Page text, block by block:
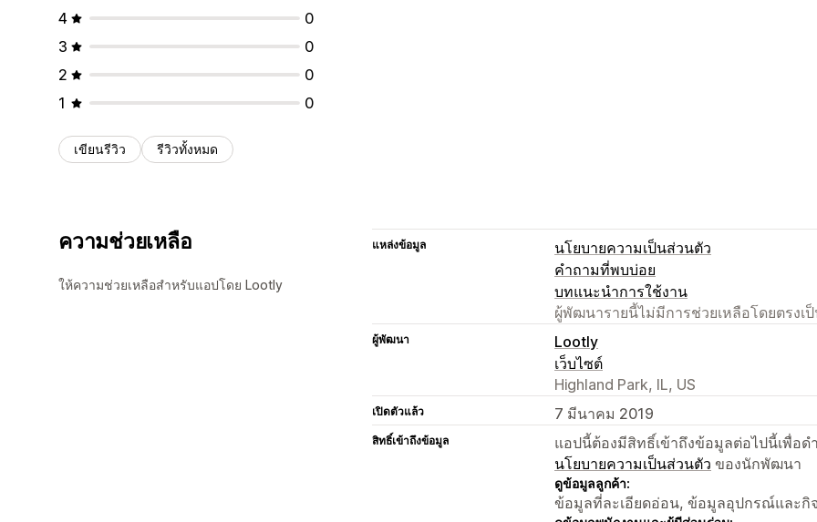
4
0
3
0
2
0
1
0
เขียนรีวิว รีวิวทั้งหมด
ความช่วยเหลือ
ให้ความช่วยเหลือสำหรับแอปโดย Lootly
แหล่งข้อมูล
นโยบายความเป็นส่วนตัว
คำถามที่พบบ่อย
บทแนะนำการใช้งาน
ผู้พัฒนารายนี้ไม่มีการช่วยเหลือโดยตรงเ
ผู้พัฒนา
Lootly
เว็บไซต์
Highland Park, IL, US
เปิดตัวแล้ว 7 มีนาคม 2019
สิทธิ์เข้าถึงข้อมูล
แอปนี้ต้องมีสิทธิ์เข้าถึงข้อมูลต่อไปนี้เพื่อ
นโยบายความเป็นส่วนตัว ของนักพัฒนา
ดูข้อมูลลูกค้า:
ข้อมูลที่ละเอียดอ่อน, ข้อมูลอุปกรณ์และกิ